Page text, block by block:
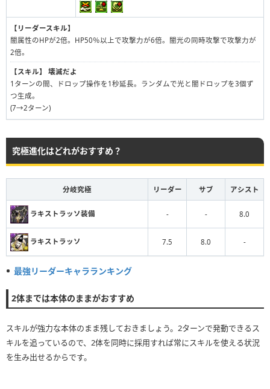
【リーダースキル】
闇属性のHPが2倍。HP50％以上で攻撃力が6倍。闇光の同時攻撃で攻撃力が
2倍。
【スキル】
壊滅だよ
1ターンの間、ドロップ操作を1秒延長。ランダムで光と闇ドロップを3個ず
つ生成。
(7→2ターン)
究極進化はどれがおすすめ？
分岐究極 リーダー サブ アシスト
ラキストラッソ装備 - - 8.0
ラキストラッソ 7.5 8.0 -
最強リーダーキャラランキング
2体までは本体のままがおすすめ
スキルが強力な本体のまま残しておきましょう。2ターンで発動できるス
キルを追っているので、2体を同時に採用すれば常にスキルを使える状況
を生み出せるからです。